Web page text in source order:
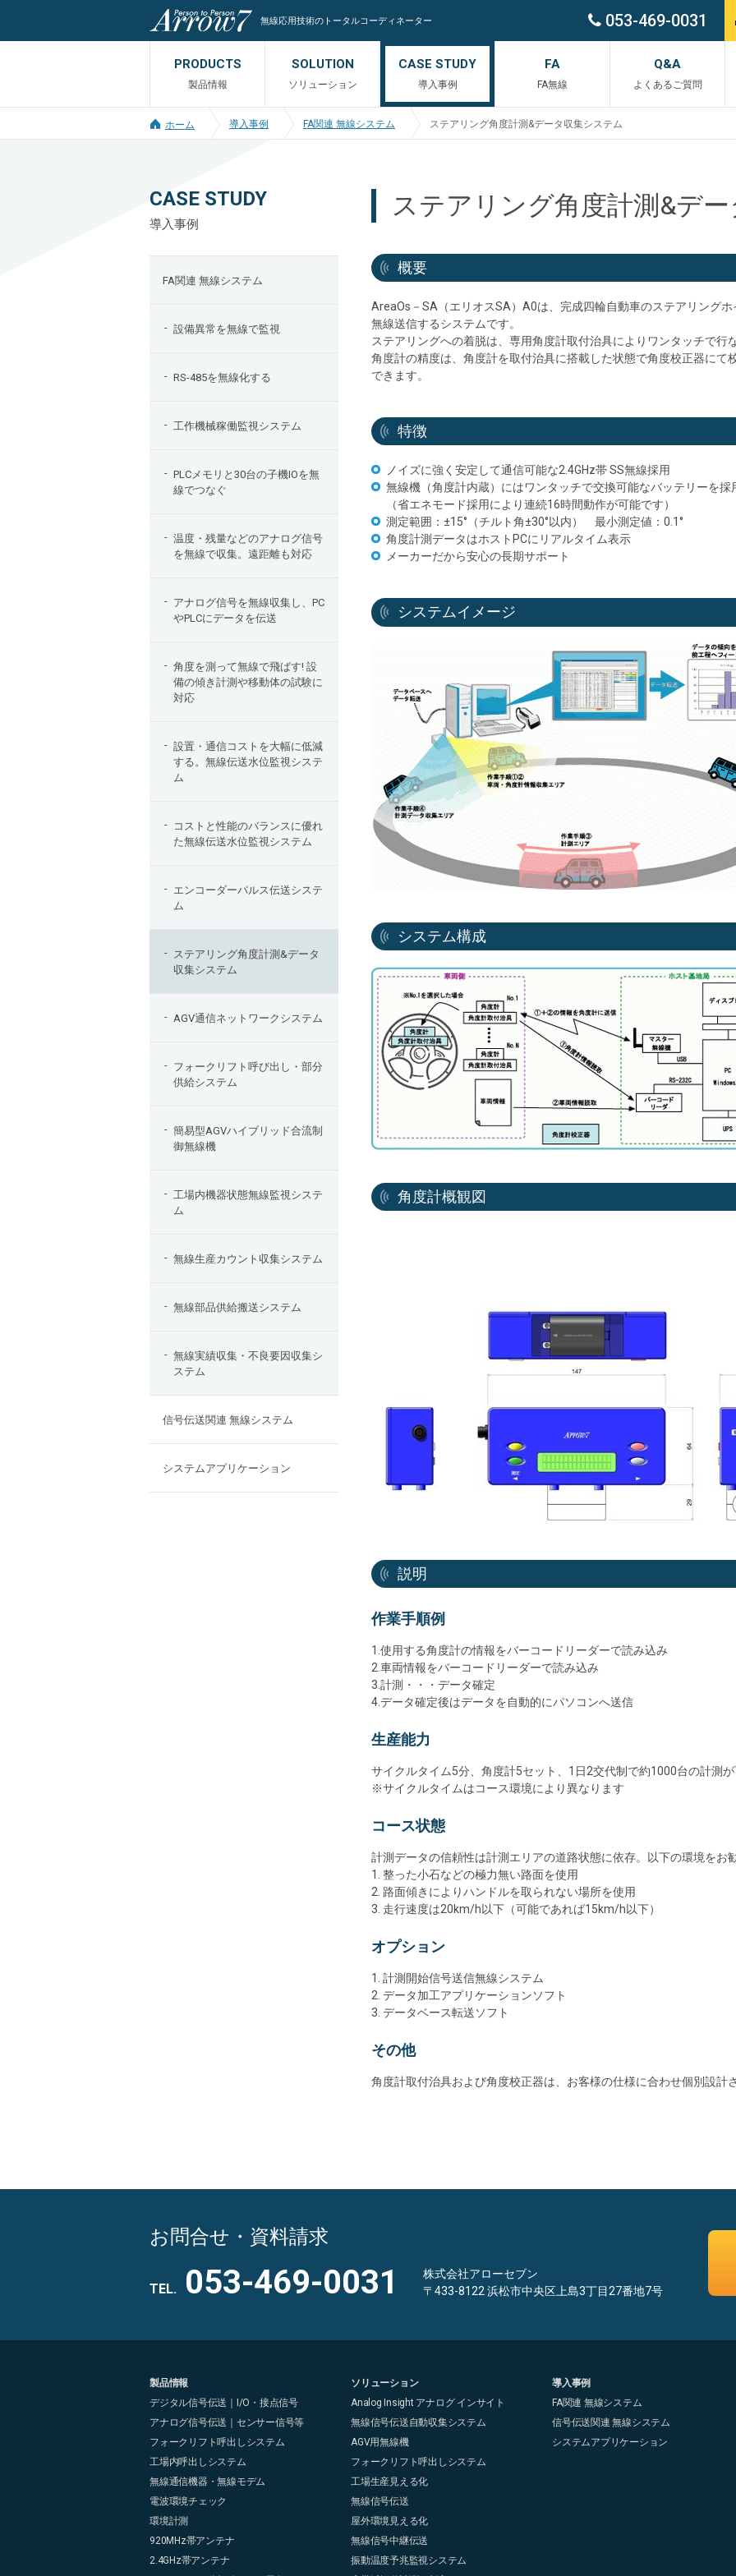
無線応用技術のトータルコーディネーター 053-469-0031
PRODUCTS
製品情報
SOLUTION
ソリューション
CASE STUDY
導入事例
FA
FA無線
Q&A
よくあるご質問
ホーム 導入事例 FA関連 無線システム ステアリング角度計測&データ収集システム
ステアリング角度計測&デ
概要
AreaOs－SA（エリオスSA）A0は、完成四輪自動車のステアリング
無線送信するシステムです。
ステアリングへの着脱は、専用角度計取付治具によりワンタッチで行
角度計の精度は、角度計を取付治具に搭載した状態で角度校正器にて
できます。
特徴
ノイズに強く安定して通信可能な2.4GHz帯 SS無線採用
無線機（角度計内蔵）にはワンタッチで交換可能なバッテリーを採
（省エネモード採用により連続16時間動作が可能です）
測定範囲：±15°（チルト角±30°以内） 最小測定値：0.1°
角度計測データはホストPCにリアルタイム表示
メーカーだから安心の長期サポート
システムイメージ
システム構成
角度計概観図
説明
作業手順例
1.使用する角度計の情報をバーコードリーダーで読み込み
2.車両情報をバーコードリーダーで読み込み
3.計測・・・データ確定
4.データ確定後はデータを自動的にパソコンへ送信
生産能力
サイクルタイム5分、角度計5セット、1日2交代制で約1000台の計測
※サイクルタイムはコース環境により異なります
コース状態
計測データの信頼性は計測エリアの道路状態に依存。以下の環境をお
1. 整った小石などの極力無い路面を使用
2. 路面傾きによりハンドルを取られない場所を使用
3. 走行速度は20km/h以下（可能であれば15km/h以下）
オプション
1. 計測開始信号送信無線システム
2. データ加工アプリケーションソフト
3. データベース転送ソフト
その他
角度計取付治具および角度校正器は、お客様の仕様に合わせ個別設計
CASE STUDY
導入事例
FA関連 無線システム
設備異常を無線で監視
RS-485を無線化する
工作機械稼働監視システム
PLCメモリと30台の子機IOを無
線でつなぐ
温度・残量などのアナログ信号
を無線で収集。遠距離も対応
アナログ信号を無線収集し、PC
やPLCにデータを伝送
角度を測って無線で飛ばす! 設
備の傾き計測や移動体の試験に
対応
設置・通信コストを大幅に低減
する。無線伝送水位監視システ
ム
コストと性能のバランスに優れ
た無線伝送水位監視システム
エンコーダーパルス伝送システ
ム
ステアリング角度計測&データ
収集システム
AGV通信ネットワークシステム
フォークリフト呼び出し・部分
供給システム
簡易型AGVハイブリッド合流制
御無線機
工場内機器状態無線監視システ
ム
無線生産カウント収集システム
無線部品供給搬送システム
無線実績収集・不良要因収集シ
ステム
信号伝送関連 無線システム
システムアプリケーション
お問合せ・資料請求
TEL. 053-469-0031
株式会社アローセブン
〒433-8122 浜松市中央区上島3丁目27番地7号
製品情報
デジタル信号伝送｜I/O・接点信号
アナログ信号伝送｜センサー信号等
フォークリフト呼出しシステム
工場内呼出しシステム
無線通信機器・無線モデム
電波環境チェック
環境計測
920MHz帯アンテナ
2.4GHz帯アンテナ
ソリューション
Analog Insight アナログ インサイト
無線信号伝送自動収集システム
AGV用無線機
フォークリフト呼出しシステム
工場生産見える化
無線信号伝送
屋外環境見える化
無線信号中継伝送
振動温度予兆監視システム
導入事例
FA関連 無線システム
信号伝送関連 無線システム
システムアプリケーション